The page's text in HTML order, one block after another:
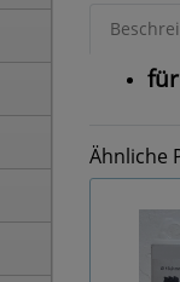
Ähnliche